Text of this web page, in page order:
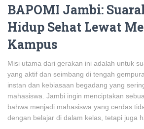
BAPOMI Jambi:
Hidup Sehat Lewat
Kampus
Misi utama dari gerakan ini adalah untuk
yang aktif dan seimbang di tengah
instan dan kebiasaan begadang yang
mahasiswa. Jambi ingin menciptakan
bahwa menjadi mahasiswa yang cerdas
dengan belajar di dalam kelas, tetapi juga